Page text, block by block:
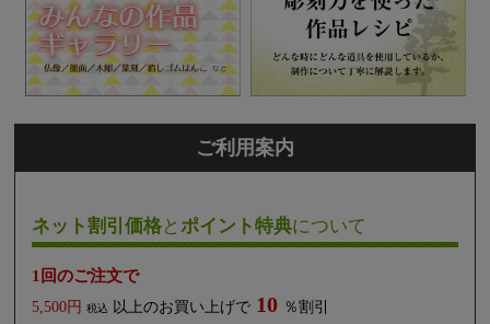
ご利用案内
ネット割引価格とポイント特典について
1回のご注文で
5,500円 税込 以上のお買い上げで 10 ％割引